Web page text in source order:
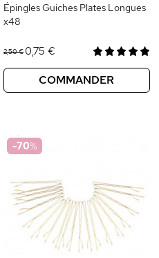
Épingles Guiches Plates Longues
x48
2,50 €0,75 €
COMMANDER
-70%